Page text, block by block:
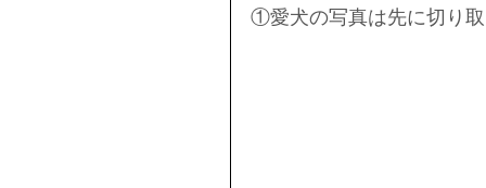
①愛犬の写真は先に切り